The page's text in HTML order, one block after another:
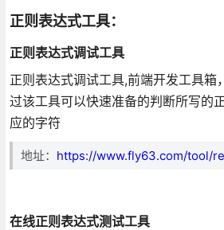
正则表达式工具：
正则表达式调试工具
正则表达式调试工具,前端开发工具箱
过该工具可以快速准备的判断所写的
应的字符
地址： https://www.fly63.com/tool/
在线正则表达式测试工具